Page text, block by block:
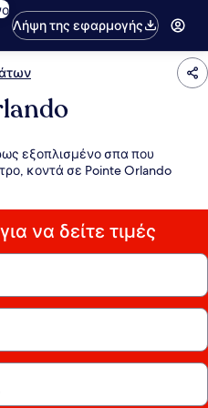
Λήψη της εφαρμογής
εξοπλισμένο σπα που
κοντά σε Pointe Orlando
να δείτε τιμές